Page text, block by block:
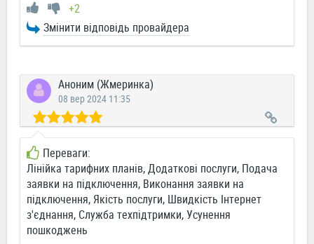
+2
Змінити відповідь провайдера
Аноним (Жмеринка)
08 вер 2024 11:35
Переваги:
Лінійка тарифних планів, Додаткові послуги, Подача
заявки на підключення, Виконання заявки на
підключення, Якість послуги, Швидкість Інтернет
з'єднання, Служба техпідтримки, Усунення
пошкоджень